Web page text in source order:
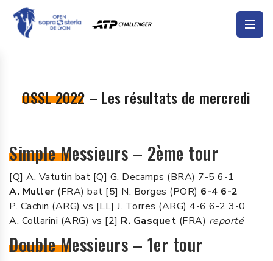
OSSL 2022 – Les résultats de mercredi
Simple Messieurs – 2ème tour
[Q] A. Vatutin bat [Q] G. Decamps (BRA) 7-5 6-1
A. Muller (FRA) bat [5] N. Borges (POR) 6-4 6-2
P. Cachin (ARG) vs [LL] J. Torres (ARG) 4-6 6-2 3-0
A. Collarini (ARG) vs [2] R. Gasquet (FRA) reporté
Double Messieurs – 1er tour